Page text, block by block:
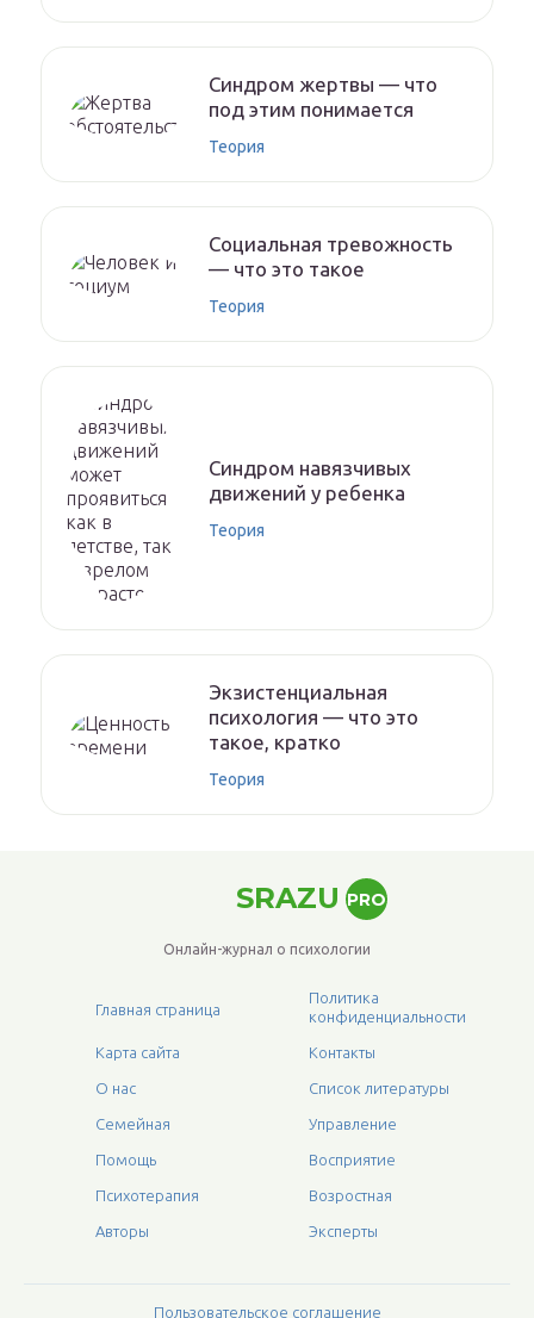
Синдром жертвы — что
под этим понимается
Теория
Социальная тревожность
— что это такое
Теория
Синдром навязчивых
движений у ребенка
Теория
Экзистенциальная
психология — что это
такое, кратко
Теория
SRAZU PRO
Онлайн-журнал о психологии
Главная страница
Политика
конфиденциальности
Карта сайта Контакты
О нас Список литературы
Семейная Управление
Помощь Восприятие
Психотерапия Возростная
Авторы Эксперты
Пользовательское соглашение